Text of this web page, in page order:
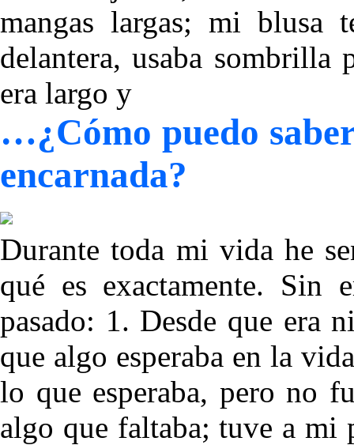
mangas largas; mi blusa
delantera, usaba
era largo y
…¿Cómo puedo
encarnada?
Durante toda mi vida he
qué es exactamente. Sin
pasado: 1. Desde que era
que algo esperaba en la
lo que esperaba, pero no
algo que faltaba; tuve a mi